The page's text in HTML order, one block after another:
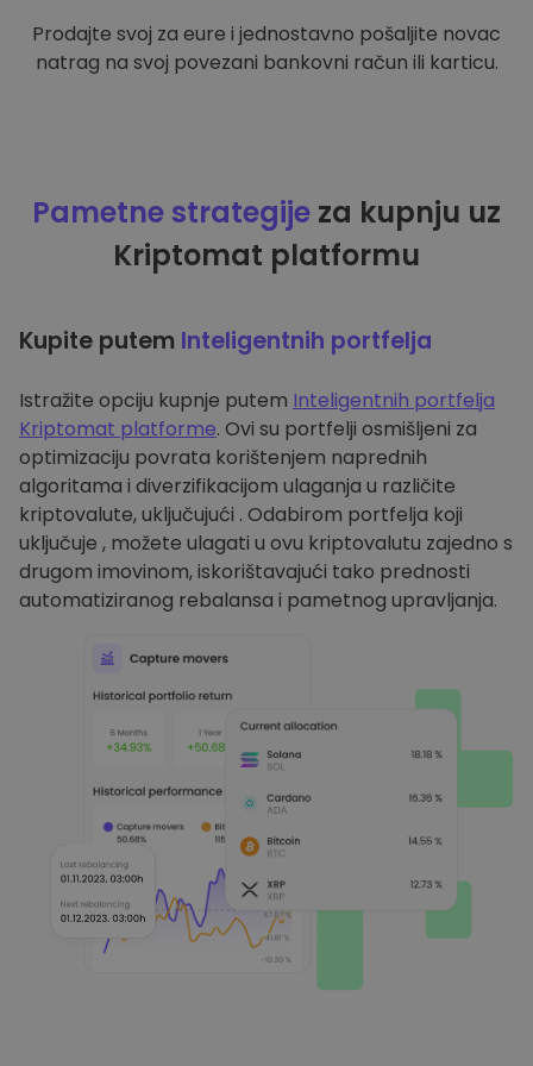
Prodajte svoj za eure i jednostavno pošaljite novac
natrag na svoj povezani bankovni račun ili karticu.
Pametne strategije za kupnju uz
Kriptomat platformu
Kupite putem Inteligentnih portfelja
Istražite opciju kupnje putem Inteligentnih portfelja
Kriptomat platforme. Ovi su portfelji osmišljeni za
optimizaciju povrata korištenjem naprednih
algoritama i diverzifikacijom ulaganja u različite
kriptovalute, uključujući . Odabirom portfelja koji
uključuje , možete ulagati u ovu kriptovalutu zajedno s
drugom imovinom, iskorištavajući tako prednosti
automatiziranog rebalansa i pametnog upravljanja.